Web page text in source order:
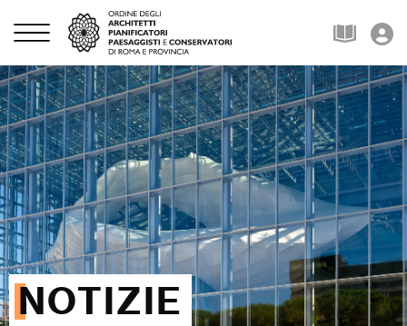
NOTIZIE